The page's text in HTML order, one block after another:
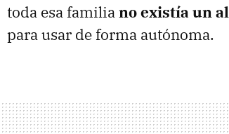
toda esa familiano existía un
para usar de forma autónoma.